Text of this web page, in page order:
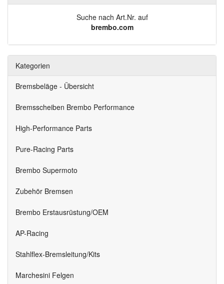
Suche nach Art.Nr. auf
brembo.com
Kategorien
Bremsbeläge - Übersicht
Bremsscheiben Brembo Performance
High-Performance Parts
Pure-Racing Parts
Brembo Supermoto
Zubehör Bremsen
Brembo Erstausrüstung/OEM
AP-Racing
Stahlflex-Bremsleitung/Kits
Marchesini Felgen